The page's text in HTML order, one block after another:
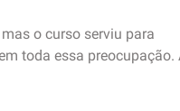
o curso serviu para
toda essa preocupação.